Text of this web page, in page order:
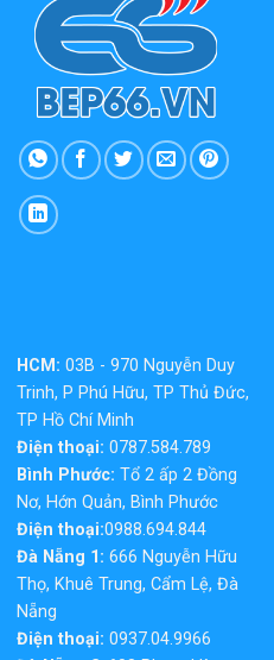
HCM: 03B - 970 Nguyễn Duy
Trinh, P Phú Hữu, TP Thủ Đức,
TP Hồ Chí Minh
Điện thoại: 0787.584.789
Bình Phước: Tổ 2 ấp 2 Đồng
Nơ, Hớn Quản, Bình Phước
Điện thoại:0988.694.844
Đà Nẵng 1: 666 Nguyễn Hữu
Thọ, Khuê Trung, Cẩm Lệ, Đà
Nẵng
Điện thoại: 0937.04.9966